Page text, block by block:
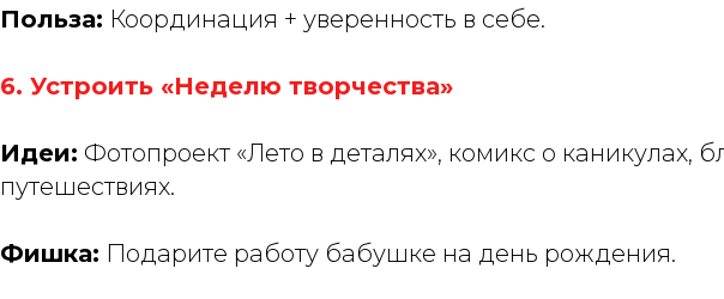
Польза: Координация + уверенность в себе.
6. Устроить «Неделю творчества»
Идеи: Фотопроект «Лето в деталях», комикс о каникулах,
путешествиях.
Фишка: Подарите работу бабушке на день рождения.